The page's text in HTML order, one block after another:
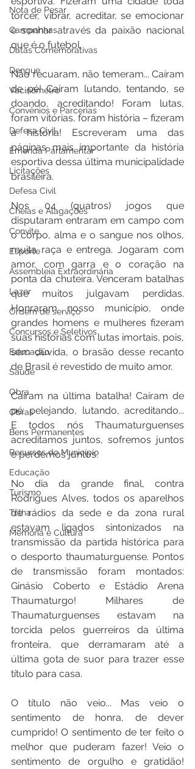
Nota de Pesar
Campanhas
Datas Comemorativas
Dengue
Vacinômetro
Convênios e Parcerias
Defesa Civil
Emenda Parlamentar
Licitações
Defesa Civil
Cheias e Alagações
Convite
Esporte
Assembleia Extraordinária
Lazer
Ordem de serviço
Concursos e Seletivos
Educação
Saúde
Obra
Obras
Bens Permanentes
Recursos do Município
Educação
Turismo
Trilha
Memória e Cultura
torcer, vibrar, acreditar, se emocionar
e sonhar através da paixão nacional
que é o futebol.
Não recuaram, não temeram... Caíram
de pé! Caíram lutando, tentando, se
doando, acreditando! Foram lutas,
foram vitórias, foram história – fizeram
a história! Escreveram uma das
páginas mais importante da história
esportiva dessa última municipalidade
brasileira.
Nos 04 (quatros) jogos que
disputaram entraram em campo com
o corpo, alma e o sangue nos olhos,
muita raça e entrega. Jogaram com
amor, com garra e o coração na
ponta da chuteira. Venceram batalhas
que muitos julgavam perdidas.
Honraram nosso município, onde
grandes homens e mulheres fizeram
suas histórias com lutas imortais, pois,
sem dúvida, o brasão desse recanto
de Brasil é revestido de muito amor.
Caíram na última batalha! Caíram de
pé: pelejando, lutando, acreditando...
E todos nós Thaumaturguenses
acreditamos juntos, sofremos juntos
e perdemos juntos.
No dia da grande final, contra
Rodrigues Alves, todos os aparelhos
de rádios da sede e da zona rural
estavam ligados sintonizados na
transmissão da partida histórica para
o desporto thaumaturguense. Pontos
de transmissão foram montados:
Ginásio Coberto e Estádio Arena
Thaumaturgo! Milhares de
Thaumaturguenses estavam na
torcida pelos guerreiros da última
fronteira, que derramaram até a
última gota de suor para trazer esse
título para casa.
O título não veio... Mas veio o
sentimento de honra, de dever
cumprido! O sentimento de ter feito o
melhor que puderam fazer! Veio o
sentimento de orgulho e gratidão!